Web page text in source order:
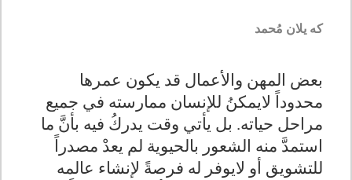
كه يلان مُحمد
بعض المهن والأعمال قد يكون عمرها
محدوداً لايمكنُ للإنسان ممارسته في جميع
مراحل حياته. بل يأتي وقت يدركُ فيه بأنَّ ما
استمدَّ منه الشعور بالحيوية لم يعدْ مصدراً
للتشويق أو لايوفر له فرصةً لإنشاء عالمه